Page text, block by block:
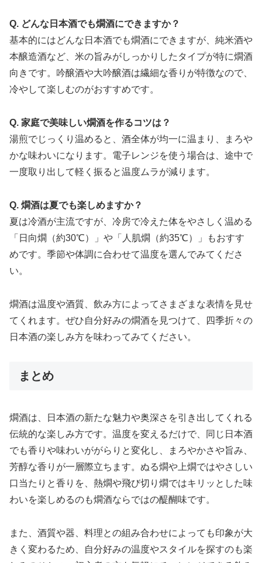
Q. どんな日本酒でも燗酒にできますか？
基本的にはどんな日本酒でも燗酒にできますが、純米酒や
本醸造酒など、米の旨みがしっかりしたタイプが特に燗酒
向きです。吟醸酒や大吟醸酒は繊細な香りが特徴なので、
冷やして楽しむのがおすすめです。
Q. 家庭で美味しい燗酒を作るコツは？
湯煎でじっくり温めると、酒全体が均一に温まり、まろや
かな味わいになります。電子レンジを使う場合は、途中で
一度取り出して軽く振ると温度ムラが減ります。
Q. 燗酒は夏でも楽しめますか？
夏は冷酒が主流ですが、冷房で冷えた体をやさしく温める
「日向燗（約30℃）」や「人肌燗（約35℃）」もおすす
めです。季節や体調に合わせて温度を選んでみてくださ
い。
燗酒は温度や酒質、飲み方によってさまざまな表情を見せ
てくれます。ぜひ自分好みの燗酒を見つけて、四季折々の
日本酒の楽しみ方を味わってみてください。
まとめ
燗酒は、日本酒の新たな魅力や奥深さを引き出してくれる
伝統的な楽しみ方です。温度を変えるだけで、同じ日本酒
でも香りや味わいががらりと変化し、まろやかさや旨み、
芳醇な香りが一層際立ちます。ぬる燗や上燗ではやさしい
口当たりと香りを、熱燗や飛び切り燗ではキリッとした味
わいを楽しめるのも燗酒ならではの醍醐味です。
また、酒質や器、料理との組み合わせによっても印象が大
きく変わるため、自分好みの温度やスタイルを探すのも楽